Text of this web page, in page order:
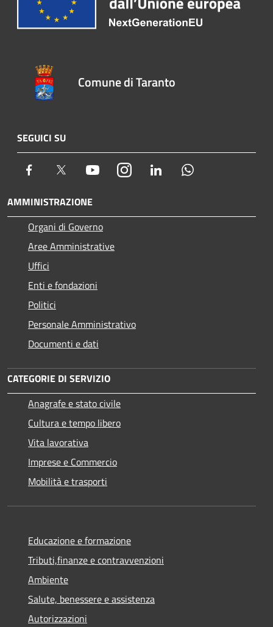
Comune di Taranto
SEGUICI SU
Facebook Twitter YoutubeInstagram LinkedIn
AMMINISTRAZIONE
Organi di Governo
Aree Amministrative
Uffici
Enti e fondazioni
Politici
Personale Amministrativo
Documenti e dati
CATEGORIE DI SERVIZIO
Anagrafe e stato civile
Cultura e tempo libero
Vita lavorativa
Imprese e Commercio
Mobilità e trasporti
Educazione e formazione
Tributi,finanze e contravvenzioni
Ambiente
Salute, benessere e assistenza
Autorizzazioni